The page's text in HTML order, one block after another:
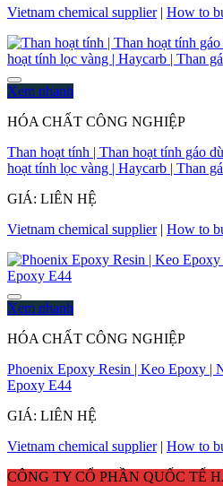
Vietnam chemical supplier| How to
Xem nhanh
HÓA CHẤT CÔNG NGHIỆP
Than hoạt tính | Than hoạt tính gáo
hoạt tính lọc vàng | Haycarb | Than
GIÁ: LIÊN HỆ
Vietnam chemical supplier| How to
Xem nhanh
HÓA CHẤT CÔNG NGHIỆP
Phoenix Epoxy Resin | Keo Epoxy |
Epoxy E44
GIÁ: LIÊN HỆ
Vietnam chemical supplier| How to
CÔNG TY CỔ PHẦN QUỐC TẾ